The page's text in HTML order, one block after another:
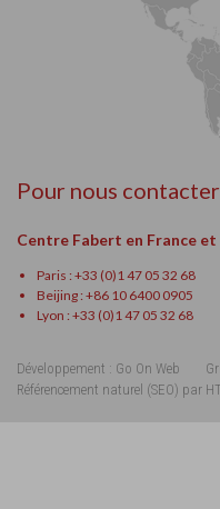
Pour nous contacter
Centre Fabert en France
Paris : +33 (0)1 47 05 32 68
Beijing : +86 10 6400 0905
Lyon : +33 (0)1 47 05 32 68
Développement : Go On Web
Référencement naturel (SEO) par